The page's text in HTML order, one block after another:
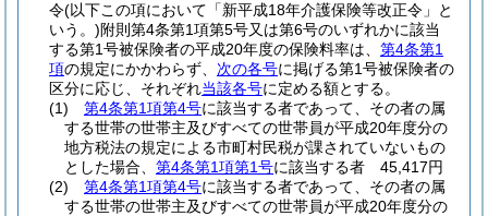
令(以下この項において「新平成18年介護保険等改正令」と
いう。)附則第4条第1項第5号又は第6号のいずれかに該当
する第1号被保険者の平成20年度の保険料率は、 第4条第1
項の規定にかかわらず、 次の各号に掲げる第1号被保険者の
区分に応じ、それぞれ当該各号に定める額とする。
(1)
第4条第1項第4号に該当する者であって、その者の属
する世帯の世帯主及びすべての世帯員が平成20年度分の
地方税法の規定による市町村民税が課されていないもの
とした場合、 第4条第1項第1号に該当する者 45,417円
(2)
第4条第1項第4号に該当する者であって、その者の属
する世帯の世帯主及びすべての世帯員が平成20年度分の